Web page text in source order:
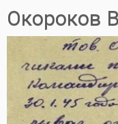
Окороков